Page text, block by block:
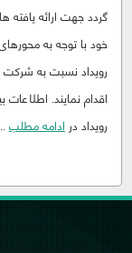
گردد جهت ارائه یافته
خود با توجه به
رویداد نسبت به شرکت
اقدام نمایند. اطلاعات
رویداد در ادامه مطلب